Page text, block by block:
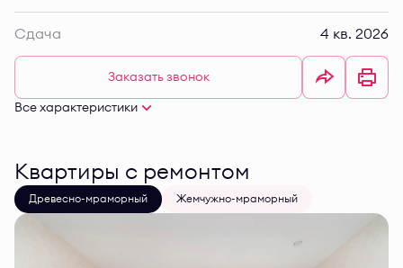
Сдача 4 кв. 2026
Заказать звонок
Все характеристики
Квартиры с ремонтом
Древесно-мраморный Жемчужно-мраморный